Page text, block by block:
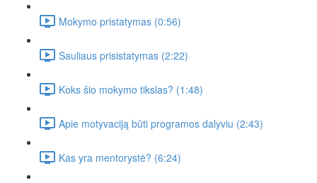
Mokymo pristatymas (0:56)
Sauliaus prisistatymas (2:22)
Koks šio mokymo tikslas? (1:48)
Apie motyvaciją būti programos dalyviu (2:43)
Kas yra mentorystė? (6:24)